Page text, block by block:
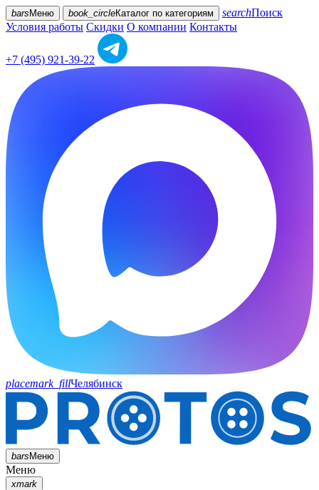
bars Меню book_circleКаталог по категориям searchПоиск
Условия работы Скидки О компании Контакты
+7 (495) 921-39-22
placemark_fillЧелябинск
barsМеню
Меню
xmark